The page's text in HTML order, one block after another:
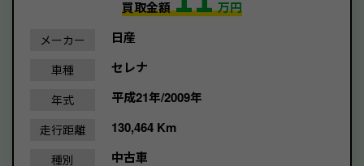
買取金額 万円
メーカー 日産
車種 セレナ
年式 平成21年/2009年
走行距離 130,464 Km
種別 中古車